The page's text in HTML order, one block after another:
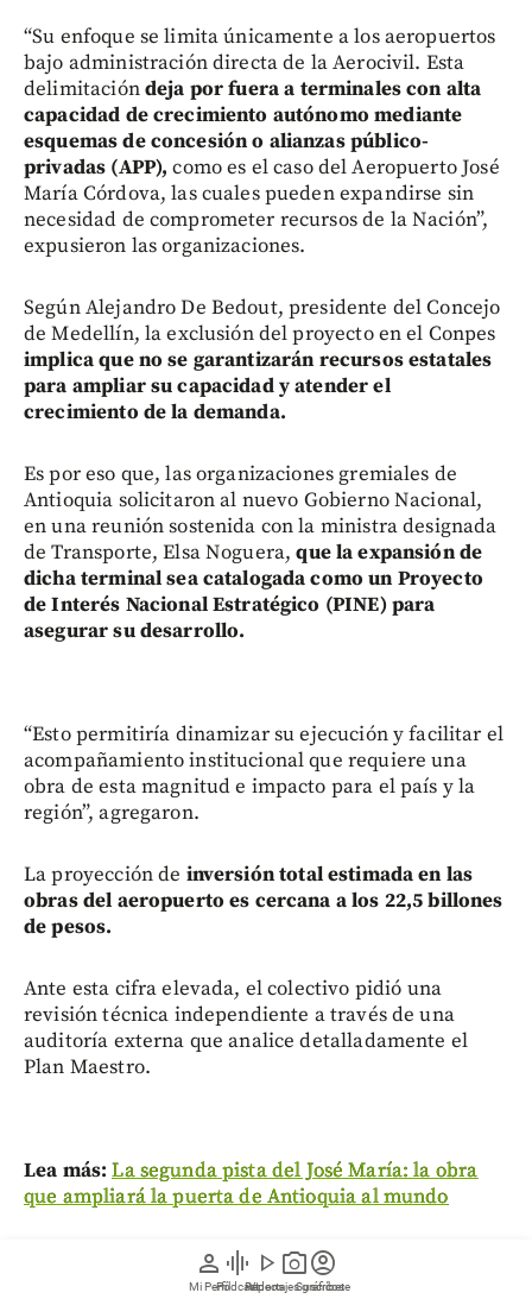
person
Mi Perfil
graphic_eq
Pódcast
play_arrow
Videos
photo_camera
Reportajes gráficos
account_circle
Suscríbete
“Su enfoque se limita únicamente a los aeropuertos
bajo administración directa de la Aerocivil. Esta
delimitacióndeja por fuera a terminales con alta
capacidad de crecimiento autónomo mediante
esquemas de concesión o alianzas público-
privadas (APP), como es el caso del Aeropuerto José
María Córdova, las cuales pueden expandirse sin
necesidad de comprometer recursos de la Nación”,
expusieron las organizaciones.
Según Alejandro De Bedout, presidente del Concejo
de Medellín, la exclusión del proyecto en el Conpes
implica que no se garantizarán recursos estatales
para ampliar su capacidad y atender el
crecimiento de la demanda.
Es por eso que, las organizaciones gremiales de
Antioquia solicitaron al nuevo Gobierno Nacional,
en una reunión sostenida con la ministra designada
de Transporte, Elsa Noguera,que la expansión de
dicha terminal sea catalogada como un Proyecto
de Interés Nacional Estratégico (PINE) para
asegurar su desarrollo.
“Esto permitiría dinamizar su ejecución y facilitar el
acompañamiento institucional que requiere una
obra de esta magnitud e impacto para el país y la
región”, agregaron.
La proyección de inversión total estimada en las
obras del aeropuerto es cercana a los 22,5 billones
de pesos.
Ante esta cifra elevada, el colectivo pidió una
revisión técnica independiente a través de una
auditoría externa que analice detalladamente el
Plan Maestro.
Lea más:La segunda pista del José María: la obra
que ampliará la puerta de Antioquia al mundo
Así mismo, planteó estructurar la construcción por
hitos, de manera que cada etapa cuente con un